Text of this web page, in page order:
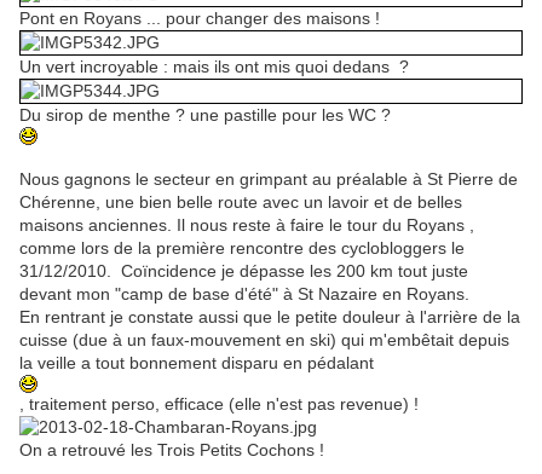
Pont en Royans ... pour changer des maisons !
Un vert incroyable : mais ils ont mis quoi dedans ?
Du sirop de menthe ? une pastille pour les WC ?
Nous gagnons le secteur en grimpant au préalable à St Pierre de
Chérenne, une bien belle route avec un lavoir et de belles
maisons anciennes. Il nous reste à faire le tour du Royans ,
comme lors de la première rencontre des cyclobloggers le
31/12/2010. Coïncidence je dépasse les 200 km tout juste
devant mon "camp de base d'été" à St Nazaire en Royans.
En rentrant je constate aussi que le petite douleur à l'arrière de la
cuisse (due à un faux-mouvement en ski) qui m'embêtait depuis
la veille a tout bonnement disparu en pédalant
, traitement perso, efficace (elle n'est pas revenue) !
On a retrouvé les Trois Petits Cochons !